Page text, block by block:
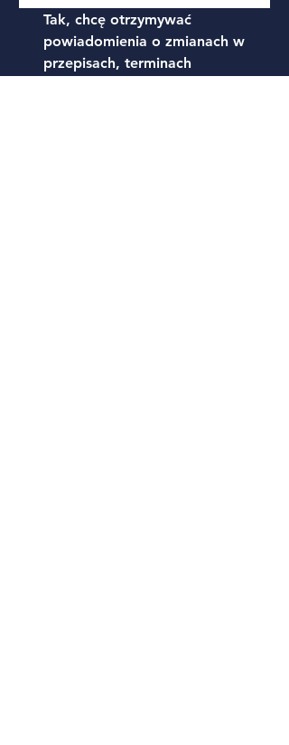
Tak, chcę otrzymywać
powiadomienia o zmianach w
przepisach, terminach